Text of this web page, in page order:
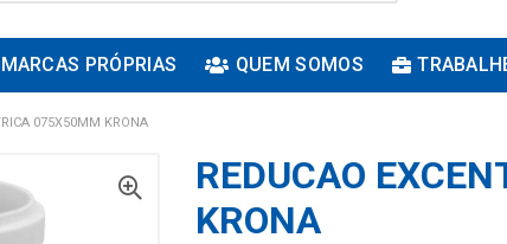
MARCAS PRÓPRIAS QUEM SOMOS
075X50MM KRONA
REDUCAO
KRONA